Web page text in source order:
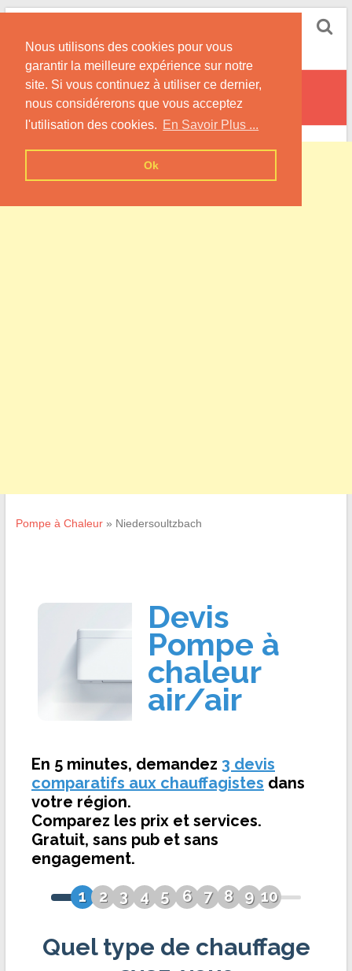
Nous utilisons des cookies pour vous
garantir la meilleure expérience sur notre
site. Si vous continuez à utiliser ce dernier,
nous considérerons que vous acceptez
l'utilisation des cookies. En Savoir Plus ...
Ok
Skip
content
Informations sur les Pompes à Chaleur
Niedersoultzbach
Pompe à Chaleur» Niedersoultzbach